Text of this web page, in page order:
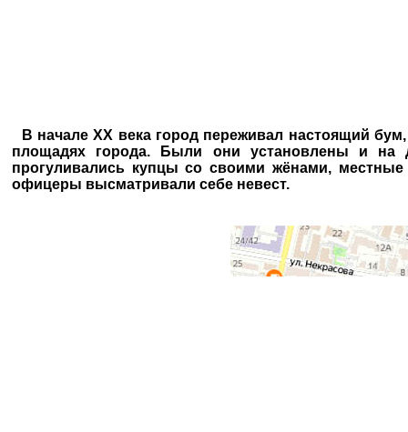
В начале XX века город переживал настоящий
площадях города. Были они установлены и на
прогуливались купцы со своими жёнами,
офицеры высматривали себе невест.